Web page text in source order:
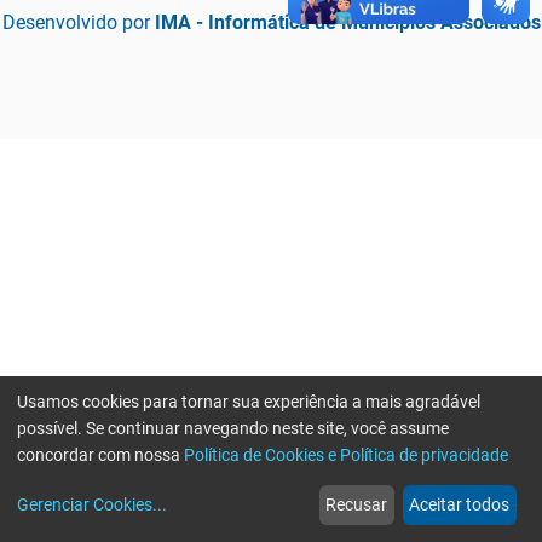
Desenvolvido por IMA - Informática de Municípios Associados
web
Notícias
more_horiz
Mais
Usamos cookies para tornar sua experiência a mais agradável
possível. Se continuar navegando neste site, você assume
concordar com nossa Política de Cookies e Política de privacidade
Gerenciar Cookies... Recusar Aceitar todos
Erro ao enviar informações, por favor tente novamente